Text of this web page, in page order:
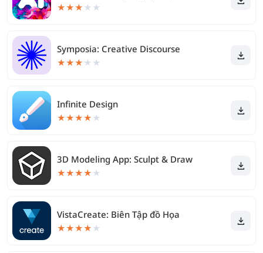
★★★ ★ ★
Symposia: Creative Discourse
★★★ ★ ★
Infinite Design
★★★★ ★
3D Modeling App: Sculpt & Draw
★★★★ ★
VistaCreate: Biên Tập đồ Họa
★★★★ ★